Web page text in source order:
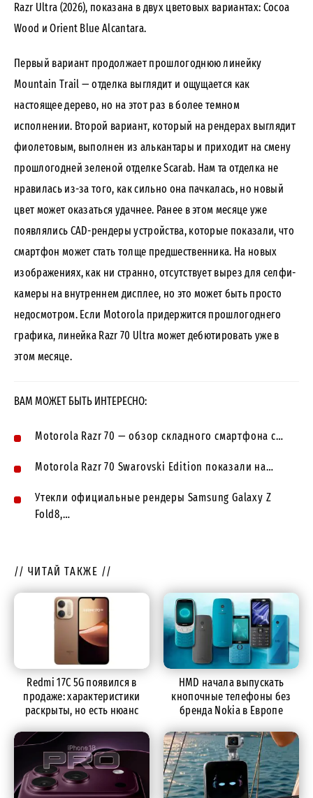
Razr Ultra (2026), показана в двух цветовых вариантах: Cocoa
Wood и Orient Blue Alcantara.
Первый вариант продолжает прошлогоднюю линейку
Mountain Trail — отделка выглядит и ощущается как
настоящее дерево, но на этот раз в более темном
исполнении. Второй вариант, который на рендерах выглядит
фиолетовым, выполнен из алькантары и приходит на смену
прошлогодней зеленой отделке Scarab. Нам та отделка не
нравилась из-за того, как сильно она пачкалась, но новый
цвет может оказаться удачнее. Ранее в этом месяце уже
появлялись CAD-рендеры устройства, которые показали, что
смартфон может стать толще предшественника. На новых
изображениях, как ни странно, отсутствует вырез для селфи-
камеры на внутреннем дисплее, но это может быть просто
недосмотром. Если Motorola придержится прошлогоднего
графика, линейка Razr 70 Ultra может дебютировать уже в
этом месяце.
ВАМ МОЖЕТ БЫТЬ ИНТЕРЕСНО:
Motorola Razr 70 — обзор складного смартфона с…
Motorola Razr 70 Swarovski Edition показали на…
Утекли официальные рендеры Samsung Galaxy Z
Fold8,…
// ЧИТАЙ ТАКЖЕ //
Redmi 17C 5G появился в
продаже: характеристики
раскрыты, но есть нюанс
HMD начала выпускать
кнопочные телефоны без
бренда Nokia в Европе